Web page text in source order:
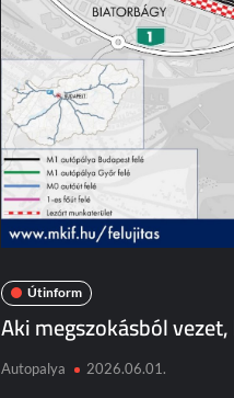
Útinform
Aki megszokásból
Autopalya 2026.06.01.